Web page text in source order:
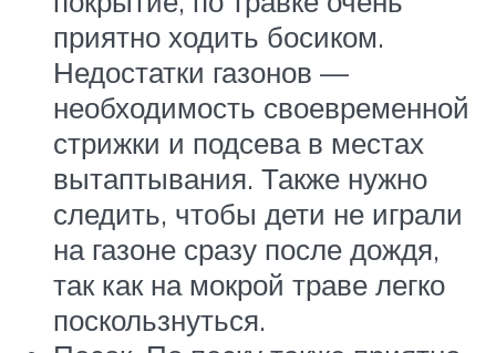
приятно ходить босиком.
Недостатки газонов —
необходимость своевременной
стрижки и подсева в местах
вытаптывания. Также нужно
следить, чтобы дети не играли
на газоне сразу после дождя,
так как на мокрой траве легко
поскользнуться.